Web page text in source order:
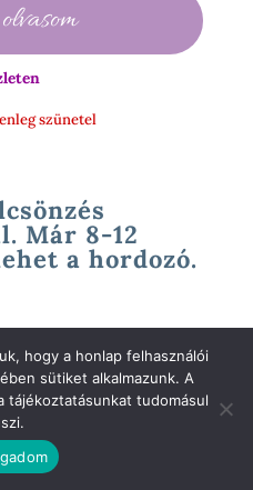
szünetel
Már 8-12
a hordozó.
hogy a honlap felhasználói
sütiket alkalmazunk. A
tájékoztatásunkat tudomásul